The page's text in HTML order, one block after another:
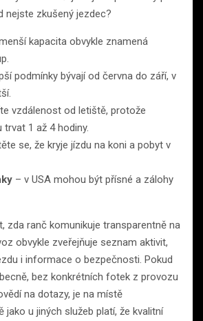
nejste zkušený jezdec?
kapacita obvykle znamená
podmínky bývají od června do září, v
vzdálenost od letiště, protože
1 až 4 hodiny.
se, že kryje jízdu na koni a pobyt v
– v USA mohou být přísné a zálohy
zda ranč komunikuje transparentně na
obvykle zveřejňuje seznam aktivit,
i informace o bezpečnosti. Pokud
bez konkrétních fotek z provozu
na dotazy, je na místě
jako u jiných služeb platí, že kvalitní